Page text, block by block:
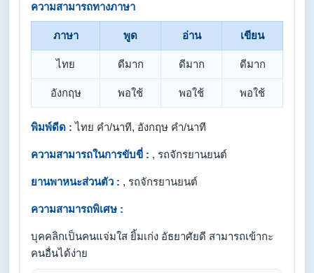
ความสามารถทางภาษา
ภาษา พูด อ่าน เขียน
ไทย ดีมาก ดีมาก ดีมาก
อังกฤษ พอใช้ พอใช้ พอใช้
พิมพ์ดีด : ไทย คำ/นาที, อังกฤษ คำ/นาที
ความสามารถในการขับขี่ : , รถจักรยานยนต์
ยานพาหนะส่วนตัว : , รถจักรยานยนต์
ความสามารถพิเศษ :
บุคคลิกเป็นคนแจ่มใส ยิ้มเก่ง อัธยาศัยดี สามารถเข้ากะ
คนอื่นได้ง่าย